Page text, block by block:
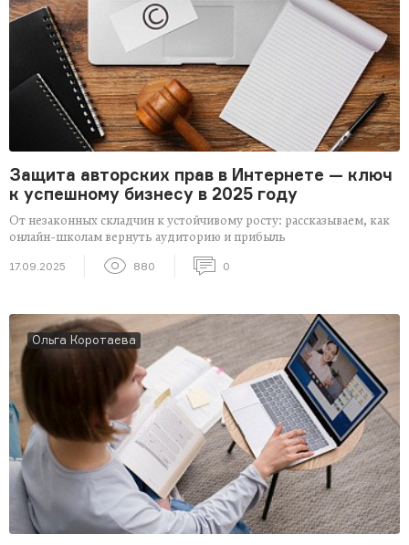
Защита авторских прав в Интернете — ключ
к успешному бизнесу в 2025 году
От незаконных складчин к устойчивому росту: рассказываем, как
онлайн-школам вернуть аудиторию и прибыль
17.09.2025 880 0
Ольга Коротаева